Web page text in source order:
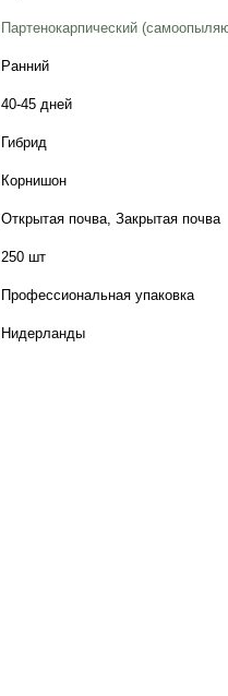
Партенокарпический
Ранний
40-45 дней
Гибрид
Корнишон
Открытая почва, Закрытая почва
250 шт
Профессиональная упаковка
Нидерланды